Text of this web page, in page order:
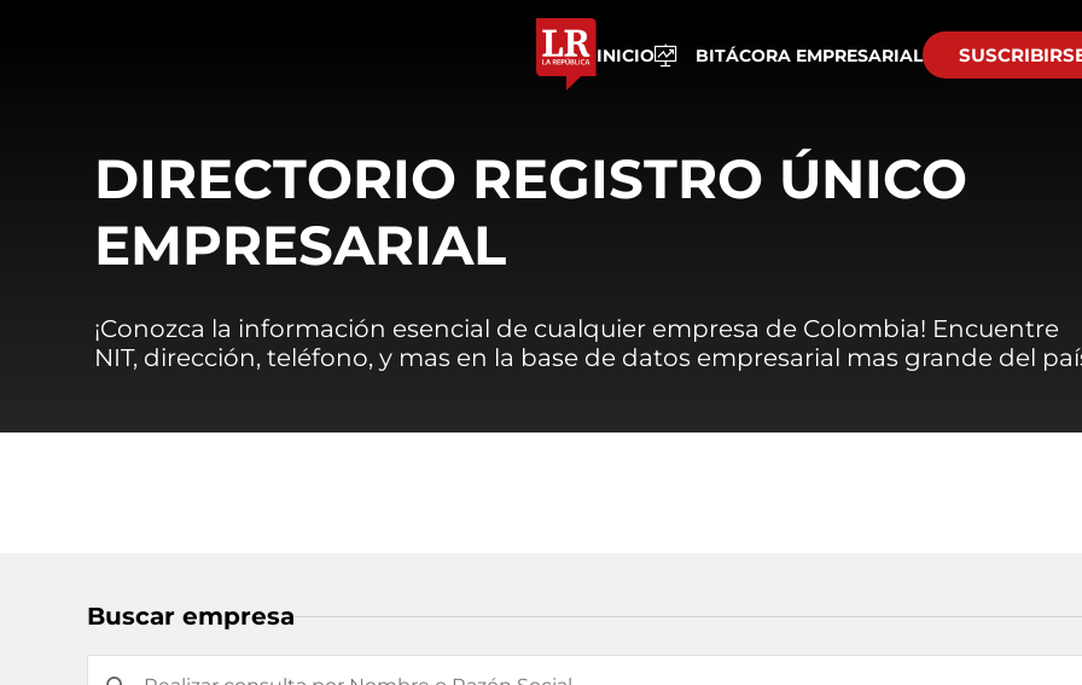
INICIO BITÁCORA EMPRESARIAL
DIRECTORIO REGISTRO ÚNICO
EMPRESARIAL
¡Conozca la información esencial de cualquier empresa de Colombia! Encuentre
NIT, dirección, teléfono, y mas en la base de datos empresarial mas grande del
Buscar empresa